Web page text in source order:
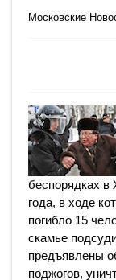
Московские
беспорядках в
года, в ходе
погибло 15
скамье
предъявлены
поджогов,